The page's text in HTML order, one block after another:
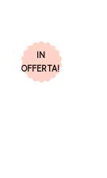
IN
OFFERTA!